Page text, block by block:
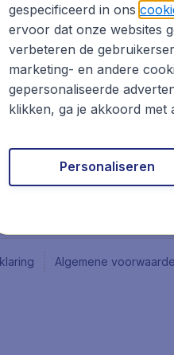
Reisgids
Algemene
gespecificeerd in ons
ervoor dat onze websites
verbeteren de
marketing- en andere
gepersonaliseerde
klikken, ga je akkoord met
Personaliseren